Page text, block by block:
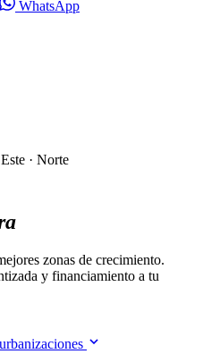
WhatsApp
· Norte
zonas de crecimiento.
y financiamiento a tu